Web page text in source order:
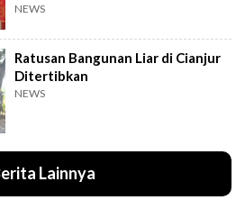
NEWS
Ratusan Bangunan Liar di Cianjur
Ditertibkan
NEWS
Lainnya